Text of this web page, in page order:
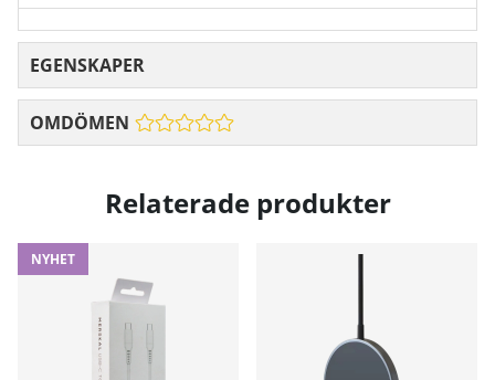
EGENSKAPER
OMDÖMEN
Relaterade produkter
NYHET